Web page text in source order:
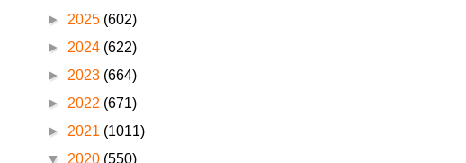
► 2025 (602)
► 2024 (622)
► 2023 (664)
► 2022 (671)
► 2021 (1011)
▼ 2020 (550)